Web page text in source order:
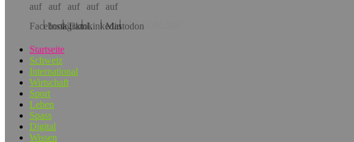
Hol dir die App!
Startseite
Schweiz
International
Wirtschaft
Sport
Leben
Spass
Digital
Wissen